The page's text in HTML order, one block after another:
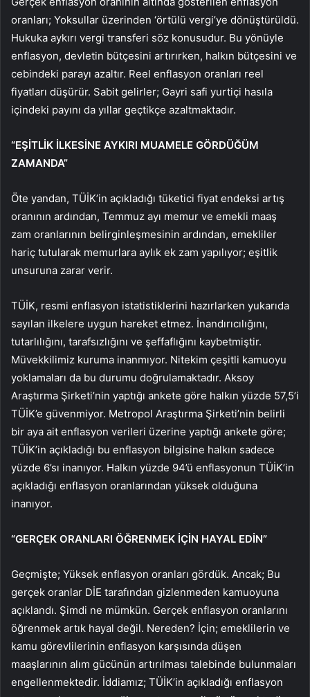
oranları; Yoksullar üzerinden ‘örtülü vergi’ye dönüştürüldü.
Hukuka aykırı vergi transferi söz konusudur. Bu yönüyle
enflasyon, devletin bütçesini artırırken, halkın bütçesini ve
cebindeki parayı azaltır. Reel enflasyon oranları reel
fiyatları düşürür. Sabit gelirler; Gayri safi yurtiçi hasıla
içindeki payını da yıllar geçtikçe azaltmaktadır.
“EŞİTLİK İLKESİNE AYKIRI MUAMELE GÖRDÜĞÜM
ZAMANDA”
Öte yandan, TÜİK’in açıkladığı tüketici fiyat endeksi artış
oranının ardından, Temmuz ayı memur ve emekli maaş
zam oranlarının belirginleşmesinin ardından, emekliler
hariç tutularak memurlara aylık ek zam yapılıyor; eşitlik
unsuruna zarar verir.
TÜİK, resmi enflasyon istatistiklerini hazırlarken yukarıda
sayılan ilkelere uygun hareket etmez. İnandırıcılığını,
tutarlılığını, tarafsızlığını ve şeffaflığını kaybetmiştir.
Müvekkilimiz kuruma inanmıyor. Nitekim çeşitli kamuoyu
yoklamaları da bu durumu doğrulamaktadır. Aksoy
Araştırma Şirketi’nin yaptığı ankete göre halkın yüzde 57,5’i
TÜİK’e güvenmiyor. Metropol Araştırma Şirketi’nin belirli
bir aya ait enflasyon verileri üzerine yaptığı ankete göre;
TÜİK’in açıkladığı bu enflasyon bilgisine halkın sadece
yüzde 6’sı inanıyor. Halkın yüzde 94’ü enflasyonun TÜİK’in
açıkladığı enflasyon oranlarından yüksek olduğuna
inanıyor.
“GERÇEK ORANLARI ÖĞRENMEK İÇİN HAYAL EDİN”
Geçmişte; Yüksek enflasyon oranları gördük. Ancak; Bu
gerçek oranlar DİE tarafından gizlenmeden kamuoyuna
açıklandı. Şimdi ne mümkün. Gerçek enflasyon oranlarını
öğrenmek artık hayal değil. Nereden? İçin; emeklilerin ve
kamu görevlilerinin enflasyon karşısında düşen
maaşlarının alım gücünün artırılması talebinde bulunmaları
engellenmektedir. İddiamız; TÜİK’in açıkladığı enflasyon